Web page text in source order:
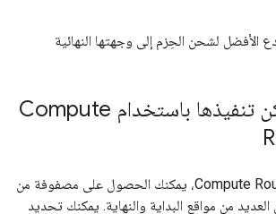
الأفضل لشحن الحِزم إلى وجهتها النهائية
المهام التي يمكن تنفيذها باستخدام Compute
باستخدام Compute Route Matrix، يمكنك الحصول على مصفوفة من
العديد من مواقع البداية والنهاية. يمكنك تحديد